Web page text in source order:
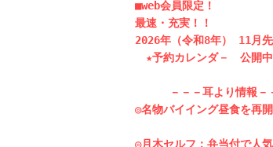
■web会員限定！
最速・充実！！
2026年（令和8年） 11月
★予約カレンダ－　公開中
－－－耳より情報－
◎名物バイイング昼食を再
◎月木セルフ：弁当付で人気